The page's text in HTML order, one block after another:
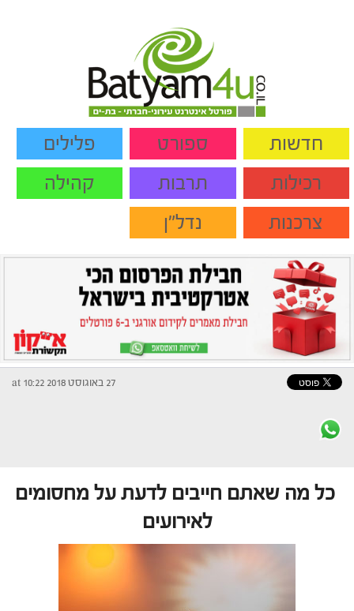
חדשות ספורט
פלילים
רכילות
תרבות
קהילה
צרכנות
נדל"ן
27 באוגוסט 2018 at 10:22
כל מה שאתם חייבים לדעת על מחסומים
לאירועים